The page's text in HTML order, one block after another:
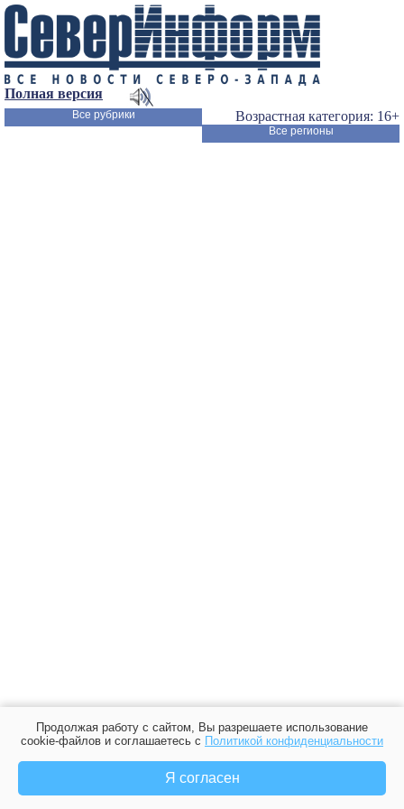
Полная версия
Возрастная категория: 16+
Все рубрики
Все регионы
Продолжая работу с сайтом, Вы разрешаете использование
cookie-файлов и соглашаетесь с Политикой конфиденциальности
Я согласен